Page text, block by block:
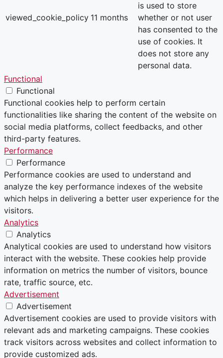
viewed_cookie_policy 11 months
is used to store
whether or not user
has consented to the
use of cookies. It
does not store any
personal data.
Functional
Functional
Functional cookies help to perform certain
functionalities like sharing the content of the website on
social media platforms, collect feedbacks, and other
third-party features.
Performance
Performance
Performance cookies are used to understand and
analyze the key performance indexes of the website
which helps in delivering a better user experience for the
visitors.
Analytics
Analytics
Analytical cookies are used to understand how visitors
interact with the website. These cookies help provide
information on metrics the number of visitors, bounce
rate, traffic source, etc.
Advertisement
Advertisement
Advertisement cookies are used to provide visitors with
relevant ads and marketing campaigns. These cookies
track visitors across websites and collect information to
provide customized ads.